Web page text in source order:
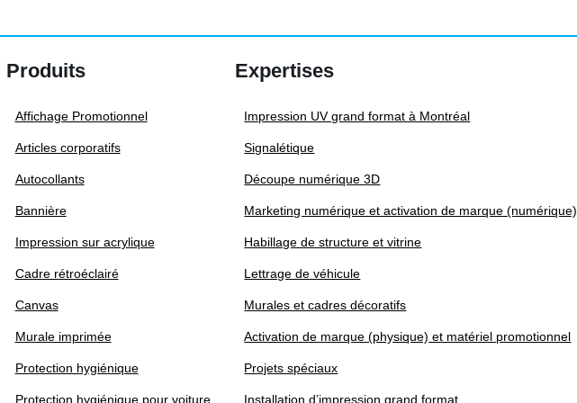
Produits
Affichage Promotionnel
Articles corporatifs
Autocollants
Bannière
Impression sur acrylique
Cadre rétroéclairé
Canvas
Murale imprimée
Protection hygiénique
Protection hygiénique pour voiture
Expertises
Impression UV grand format à Montréal
Signalétique
Découpe numérique 3D
Marketing numérique et activation de marque (numérique)
Habillage de structure et vitrine
Lettrage de véhicule
Murales et cadres décoratifs
Activation de marque (physique) et matériel promotionnel
Projets spéciaux
Installation d’impression grand format